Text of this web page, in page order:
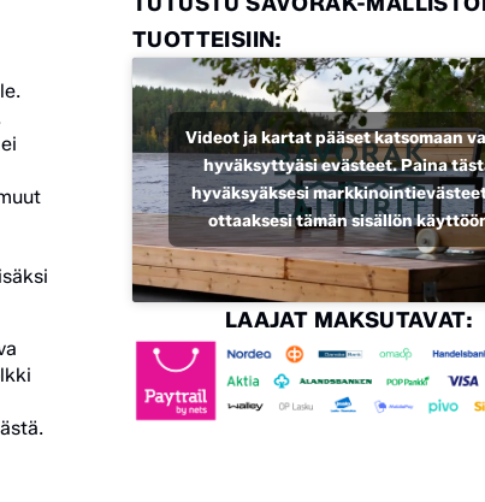
TUOTTEISIIN:
Videot ja kartat pääset katsomaan
hyväksyttyäsi evästeet. Paina
hyväksyäksesi
ottaaksesi tämän sisällön
LAAJAT MAKSUTAVAT: